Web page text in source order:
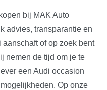
bij MAK Auto
advies, transparantie en
of op zoek bent
nemen de tijd om je te
een Audi occasion
Op onze